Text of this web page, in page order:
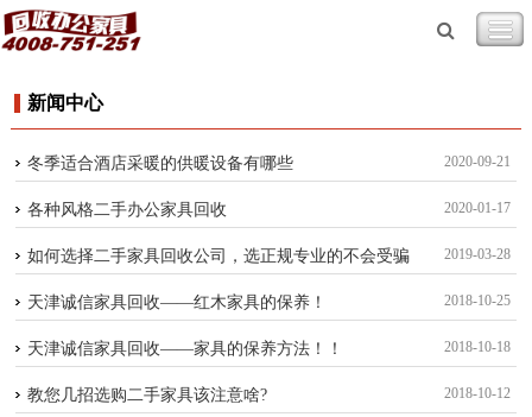
新闻中心
2020-09-21
冬季适合酒店采暖的供暖设备有哪些
2020-01-17
各种风格二手办公家具回收
2019-03-28
如何选择二手家具回收公司，选正规专业的不会受骗
2018-10-25
天津诚信家具回收——红木家具的保养！
2018-10-18
天津诚信家具回收——家具的保养方法！！
2018-10-12
教您几招选购二手家具该注意啥?